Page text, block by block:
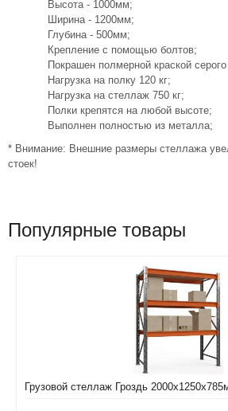
Высота - 1000мм;
Ширина - 1200мм;
Глубина - 500мм;
Крепление с помощью болтов;
Покрашен полмерной краской
Нагрузка на полку 120 кг;
Нагрузка на стеллаж 750 кг;
Полки крепятся на любой высоте;
Выполнен полностью из металла;
* Внимание: Внешние размеры стеллажа
стоек!
Популярные товары
Грузовой стеллаж Гроздь